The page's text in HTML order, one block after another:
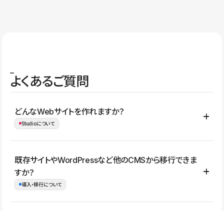
よくあるご質問
どんなWebサイトを作れますか？
Studioについて
コーポレートサイト、サービスサイト、LP、採用サイト、ブロ
グ・メディア、イベントサイト、店舗・商品紹介サイト、ポートフ
ォリオなど幅広く制作できます。
既存サイトやWordPressなど他のCMSから移行できま
すか？
導入・移行について